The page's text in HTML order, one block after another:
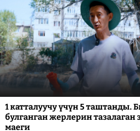
1 катталуучу үчүн 5 таштанды.
булганган жерлерин тазалаган
маеги